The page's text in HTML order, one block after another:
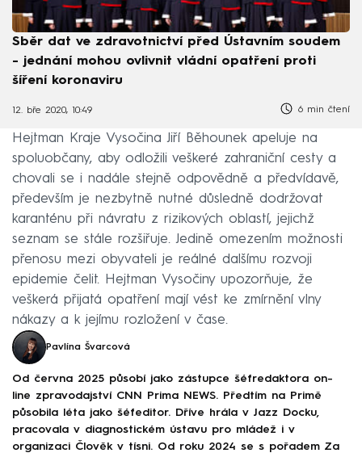
Sběr dat ve zdravotnictví před Ústavním soudem
- jednání mohou ovlivnit vládní opatření proti
šíření koronaviru
12. bře 2020, 10:49 6 min čtení
Hejtman Kraje Vysočina Jiří Běhounek apeluje na
spoluobčany, aby odložili veškeré zahraniční cesty a
chovali se i nadále stejně odpovědně a předvídavě,
především je nezbytně nutné důsledně dodržovat
karanténu při návratu z rizikových oblastí, jejichž
seznam se stále rozšiřuje. Jedině omezením možnosti
přenosu mezi obyvateli je reálné dalšímu rozvoji
epidemie čelit. Hejtman Vysočiny upozorňuje, že
veškerá přijatá opatření mají vést ke zmírnění vlny
nákazy a k jejímu rozložení v čase.
Pavlína Švarcová
Od června 2025 působí jako zástupce šéfredaktora on-
line zpravodajství CNN Prima NEWS. Předtím na Primě
působila léta jako šéfeditor. Dříve hrála v Jazz Docku,
pracovala v diagnostickém ústavu pro mládež i v
organizaci Člověk v tísni. Od roku 2024 se s pořadem Za